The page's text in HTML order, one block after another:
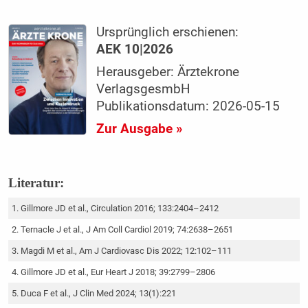
Ursprünglich erschienen:
AEK 10|2026
Herausgeber: Ärztekrone
VerlagsgesmbH
Publikationsdatum: 2026-05-15
Zur Ausgabe »
Literatur:
Gillmore JD et al., Circulation 2016; 133:2404–2412
Ternacle J et al., J Am Coll Cardiol 2019; 74:2638–2651
Magdi M et al., Am J Cardiovasc Dis 2022; 12:102–111
Gillmore JD et al., Eur Heart J 2018; 39:2799–2806
Duca F et al., J Clin Med 2024; 13(1):221